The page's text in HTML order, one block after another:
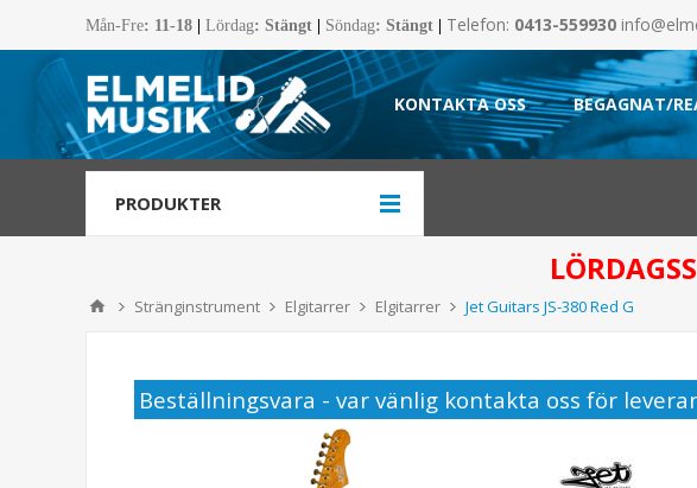
Mån-Fre: 11-18 Lördag: Stängt Söndag: Stängt Telefon: 0413-559930
KONTAKTA OSS BEGAGNAT/
PRODUKTER
Stränginstrument Elgitarrer Elgitarrer Jet Guitars JS-380 Red G
Beställningsvara - var vänlig kontakta oss för